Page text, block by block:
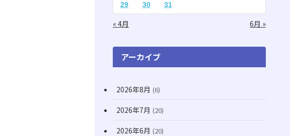
(16)
(1)
29 30 31
« 4月 6月 »
アーカイブ
2026年8月 (6)
2026年7月 (20)
2026年6月 (20)